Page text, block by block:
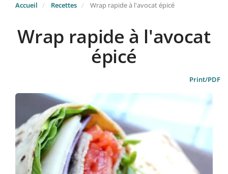
Accueil Recettes Wrap rapide à l'avocat épicé
Wrap rapide à l'avocat
épicé
Print/PDF